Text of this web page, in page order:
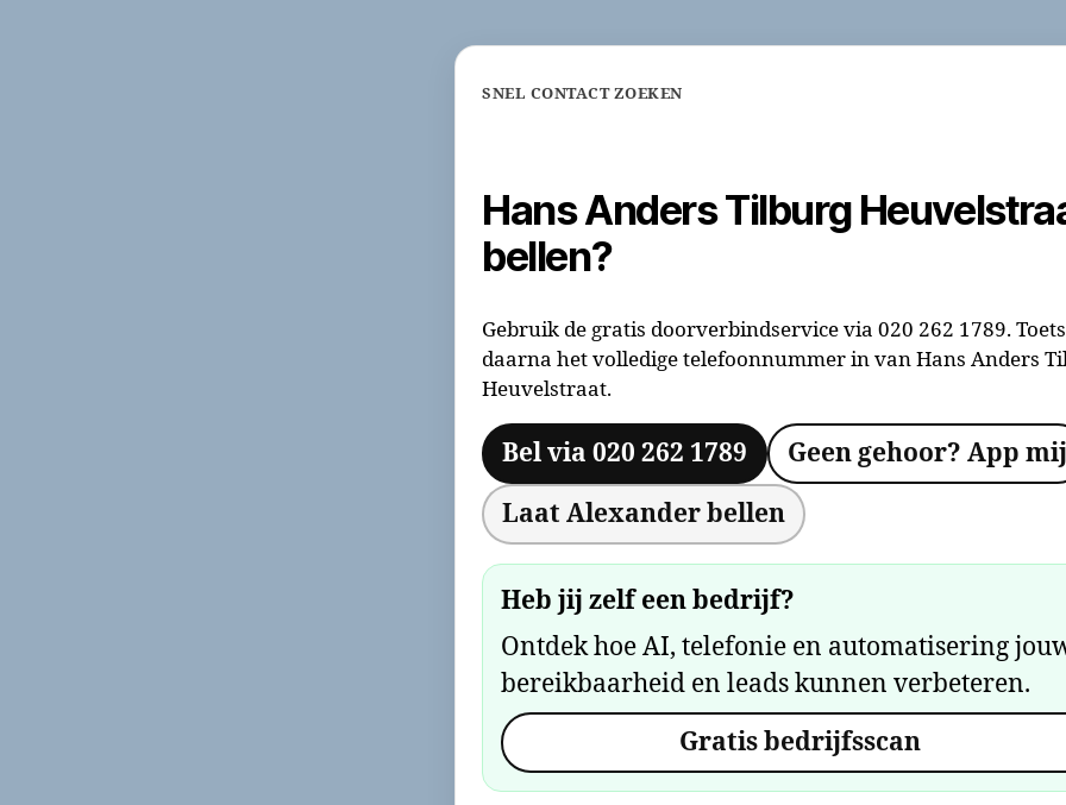
SNEL CONTACT ZOEKEN
Hans Anders Tilburg
bellen?
Gebruik de gratis doorverbindservice via 020 262 1789. Toets
daarna het volledige telefoonnummer in van Hans Anders
Heuvelstraat.
Bel via 020 262 1789
Geen gehoor? App mij
Laat Alexander bellen
Heb jij zelf een bedrijf?
Ontdek hoe AI, telefonie en automatisering
bereikbaarheid en leads kunnen verbeteren.
Gratis bedrijfsscan